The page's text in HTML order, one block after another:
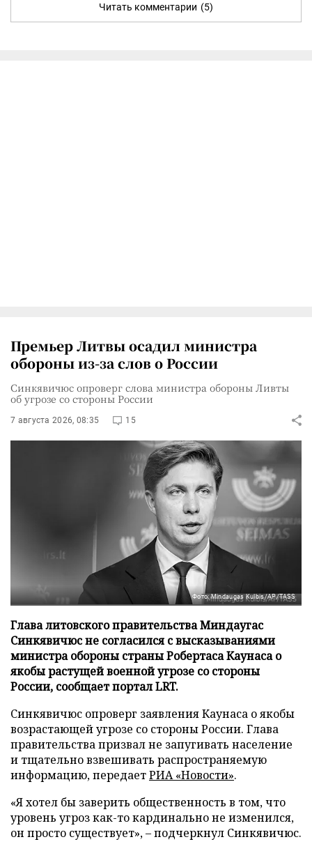
Читать комментарии (5)
Премьер Литвы осадил министра
обороны из-за слов о России
Синкявичюс опроверг слова министра обороны Ливты
об угрозе со стороны России
7 августа 2026, 08:35 15
Фото: Mindaugas Kulbis/AP/TASS
Глава литовского правительства Миндаугас
Синкявичюс не согласился с высказываниями
министра обороны страны Робертаса Каунаса о
якобы растущей военной угрозе со стороны
России, сообщает портал LRT.
Синкявичюс опроверг заявления Каунаса о якобы
возрастающей угрозе со стороны России. Глава
правительства призвал не запугивать население
и тщательно взвешивать распространяемую
информацию, передаетРИА «Новости».
«Я хотел бы заверить общественность в том, что
уровень угроз как-то кардинально не изменился,
он просто существует», – подчеркнул Синкявичюс.